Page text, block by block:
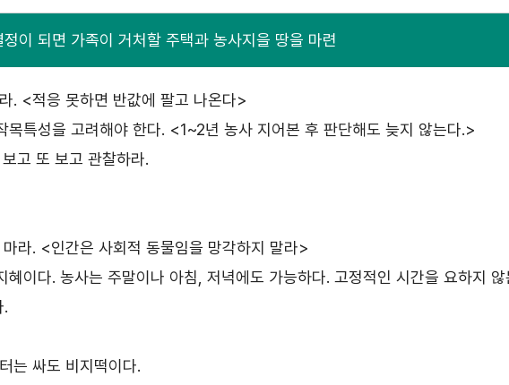
이 되면 가족이 거처할 주택과 농사지을 땅을 마련
. <적응 못하면 반값에 팔고 나온다>
목특성을 고려해야 한다. <1~2년 농사 지어본 후 판단해도 늦지 않는다.>
고 또 보고 관찰하라.
라. <인간은 사회적 동물임을 망각하지 말라>
혜이다. 농사는 주말이나 아침, 저녁에도 가능하다. 고정적인 시간을 요하지 않
.
는 싸도 비지떡이다.